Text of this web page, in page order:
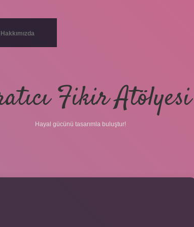
Hakkımızda
Fikir Atölyesi
Hayal gücünü tasarımla buluştur!